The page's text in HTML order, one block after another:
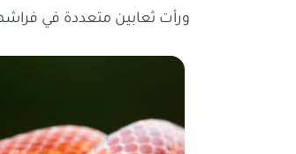
ورأت ثعابين متعددة في